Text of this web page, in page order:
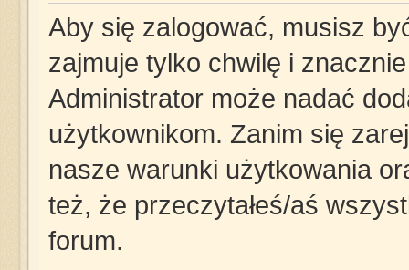
Aby się zalogować, musisz
zajmuje tylko chwilę i
Administrator może nadać
użytkownikom. Zanim się
nasze warunki użytkowania
też, że przeczytałeś/aś
forum.